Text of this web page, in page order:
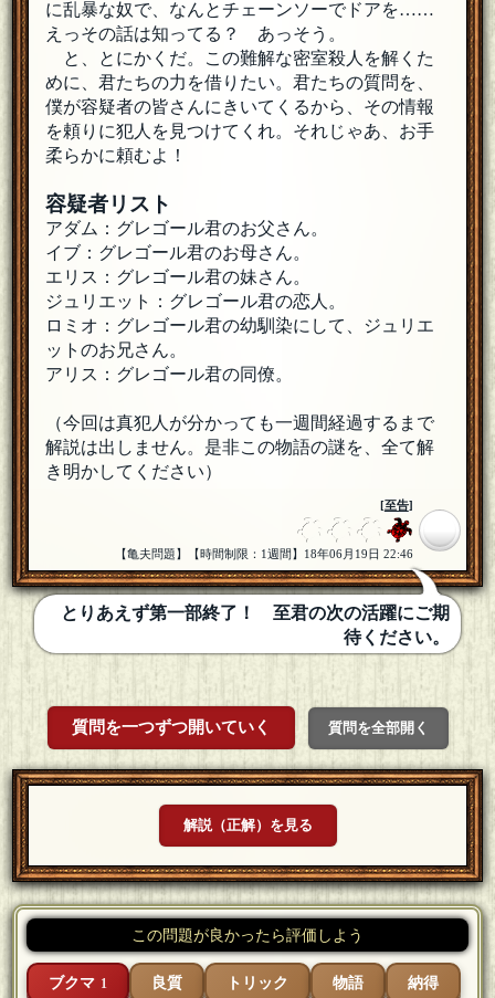
に乱暴な奴で、なんとチェーンソーでドアを……
えっその話は知ってる？ あっそう。
と、とにかくだ。この難解な密室殺人を解くた
めに、君たちの力を借りたい。君たちの質問を、
僕が容疑者の皆さんにきいてくるから、その情報
を頼りに犯人を見つけてくれ。それじゃあ、お手
柔らかに頼むよ！
容疑者リスト
アダム：グレゴール君のお父さん。
イブ：グレゴール君のお母さん。
エリス：グレゴール君の妹さん。
ジュリエット：グレゴール君の恋人。
ロミオ：グレゴール君の幼馴染にして、ジュリエ
ットのお兄さん。
アリス：グレゴール君の同僚。
（今回は真犯人が分かっても一週間経過するまで
解説は出しません。是非この物語の謎を、全て解
き明かしてください）
[至告]
【亀夫問題】【時間制限：1週間】18年06月19日 22:46
とりあえず第一部終了！ 至君の次の活躍にご期
待ください。
質問を一つずつ開いていく 質問を全部開く
解説（正解）を見る
この問題が良かったら評価しよう
ブクマ 1 良質 トリック 物語 納得